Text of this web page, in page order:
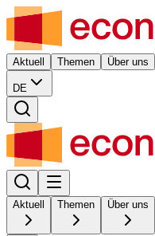
Aktuell Themen Über uns
DE
Aktuell Themen Über uns